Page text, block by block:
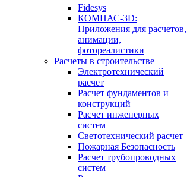
Fidesys
КОМПАС-3D:
Приложения для расчетов,
анимации,
фотореалистики
Расчеты в строительстве
Электротехнический
расчет
Расчет фундаментов и
конструкций
Расчет инженерных
систем
Светотехнический расчет
Пожарная Безопасность
Расчет трубопроводных
систем